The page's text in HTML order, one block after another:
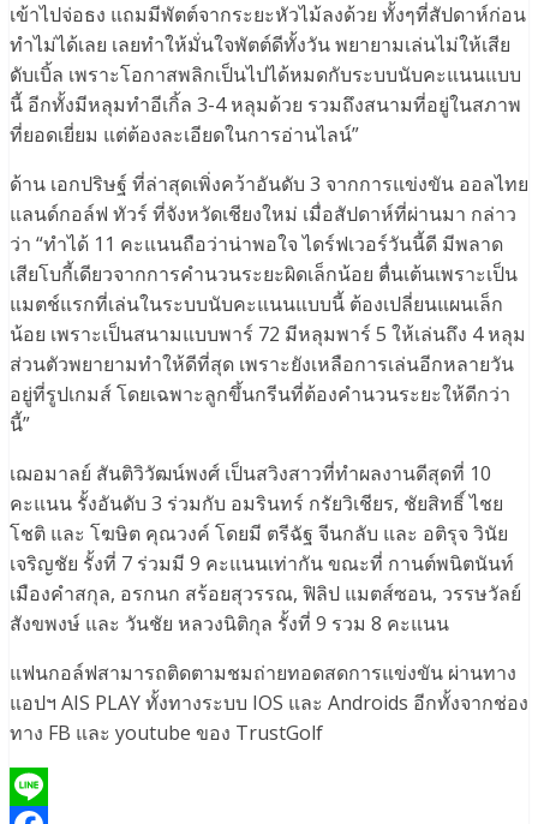
เข้าไปจ่อธง แถมมีพัตต์จากระยะหัวไม้ลงด้วย ทั้งๆที่สัปดาห์ก่อน
ทำไม่ได้เลย เลยทำให้มั่นใจพัตต์ดีทั้งวัน พยายามเล่นไม่ให้เสีย
ดับเบิ้ล เพราะโอกาสพลิกเป็นไปได้หมดกับระบบนับคะแนนแบบ
นี้ อีกทั้งมีหลุมทำอีเกิ้ล 3-4 หลุมด้วย รวมถึงสนามที่อยู่ในสภาพ
ที่ยอดเยี่ยม แต่ต้องละเอียดในการอ่านไลน์”
ด้าน เอกปริษฐ์ ที่ล่าสุดเพิ่งคว้าอันดับ 3 จากการแข่งขัน ออลไทย
แลนด์กอล์ฟ ทัวร์ ที่จังหวัดเชียงใหม่ เมื่อสัปดาห์ที่ผ่านมา กล่าว
ว่า “ทำได้ 11 คะแนนถือว่าน่าพอใจ ไดร์ฟเวอร์วันนี้ดี มีพลาด
เสียโบกี้เดียวจากการคำนวนระยะผิดเล็กน้อย ตื่นเต้นเพราะเป็น
แมตช์แรกที่เล่นในระบบนับคะแนนแบบนี้ ต้องเปลี่ยนแผนเล็ก
น้อย เพราะเป็นสนามแบบพาร์ 72 มีหลุมพาร์ 5 ให้เล่นถึง 4 หลุม
ส่วนตัวพยายามทำให้ดีที่สุด เพราะยังเหลือการเล่นอีกหลายวัน
อยู่ที่รูปเกมส์ โดยเฉพาะลูกขึ้นกรีนที่ต้องคำนวนระยะให้ดีกว่า
นี้”
เฌอมาลย์ สันติวิวัฒน์พงศ์ เป็นสวิงสาวที่ทำผลงานดีสุดที่ 10
คะแนน รั้งอันดับ 3 ร่วมกับ อมรินทร์ กรัยวิเชียร, ชัยสิทธิ์ ไชย
โชติ และ โฆษิต คุณวงค์ โดยมี ตรีฉัฐ จีนกลับ และ อติรุจ วินัย
เจริญชัย รั้งที่ 7 ร่วมมี 9 คะแนนเท่ากัน ขณะที่ กานต์พนิตนันท์
เมืองคำสกุล, อรกนก สร้อยสุวรรณ, ฟิลิป แมตส์ซอน, วรรษวัลย์
สังขพงษ์ และ วันชัย หลวงนิติกุล รั้งที่ 9 รวม 8 คะแนน
แฟนกอล์ฟสามารถติดตามชมถ่ายทอดสดการแข่งขัน ผ่านทาง
แอปฯ AIS PLAY ทั้งทางระบบ IOS และ Androids อีกทั้งจากช่อง
ทาง FB และ youtube ของ TrustGolf